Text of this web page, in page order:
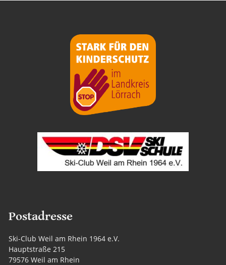
Postadresse
Ski-Club Weil am Rhein 1964 e.V.
Hauptstraße 215
79576 Weil am Rhein